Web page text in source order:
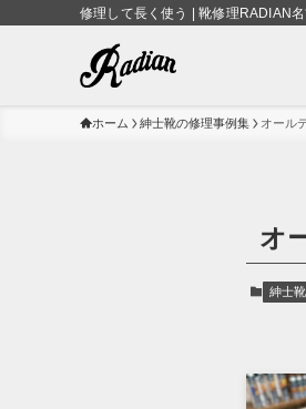
修理して長く使う | 靴修理RADIAN
ホーム 紳士靴の修理事例集 オール
オ
紳士